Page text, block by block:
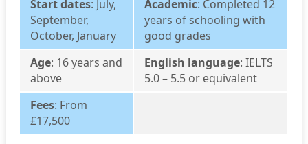
Start dates: July,
September,
October, January
Academic: Completed 12
years of schooling with
good grades
Age: 16 years and
above
English language: IELTS
5.0 – 5.5 or equivalent
Fees: From
£17,500